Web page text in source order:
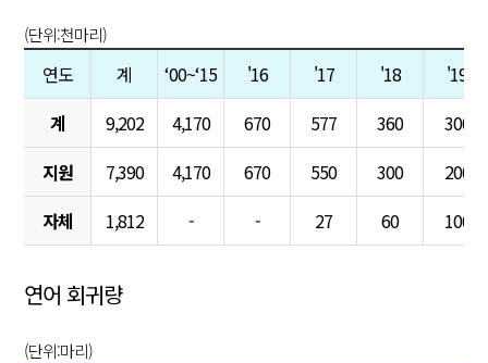
(단위:천마리)
연도 계 ‘00~‘15 '16 '17 '18
'19
계
9,202 4,170 670 577 360
300
지원
7,390 4,170 670 550 300
200
자체
1,812 - - 27 60 100
연어 회귀량
(단위:마리)